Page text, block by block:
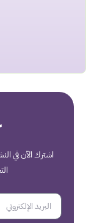
اشترك الآن في